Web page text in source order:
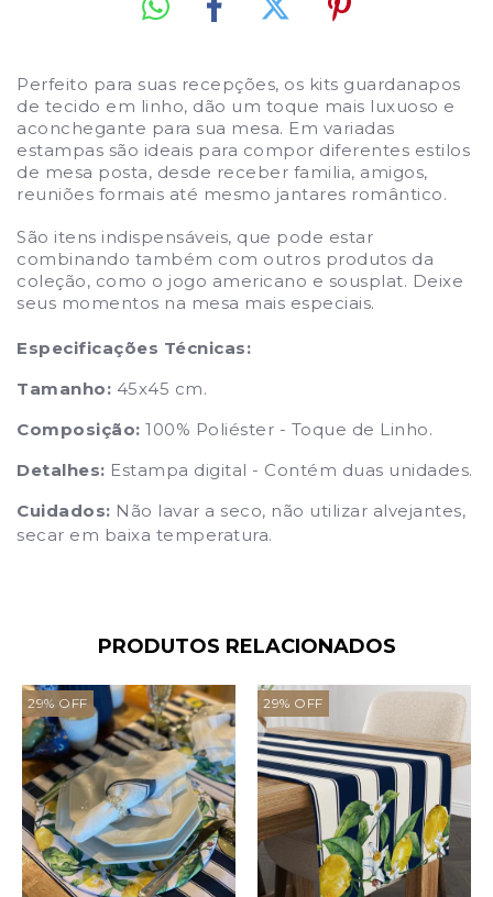
Perfeito para suas recepções, os kits guardanapos
de tecido em linho, dão um toque mais luxuoso e
aconchegante para sua mesa. Em variadas
estampas são ideais para compor diferentes estilos
de mesa posta, desde receber familia, amigos,
reuniões formais até mesmo jantares romântico.
São itens indispensáveis, que pode estar
combinando também com outros produtos da
coleção, como o jogo americano e sousplat. Deixe
seus momentos na mesa mais especiais.
Especificações Técnicas:
Tamanho: 45x45 cm.
Composição: 100% Poliéster - Toque de Linho.
Detalhes: Estampa digital - Contém duas unidades.
Cuidados: Não lavar a seco, não utilizar alvejantes,
secar em baixa temperatura.
PRODUTOS RELACIONADOS
29% OFF 29% OFF